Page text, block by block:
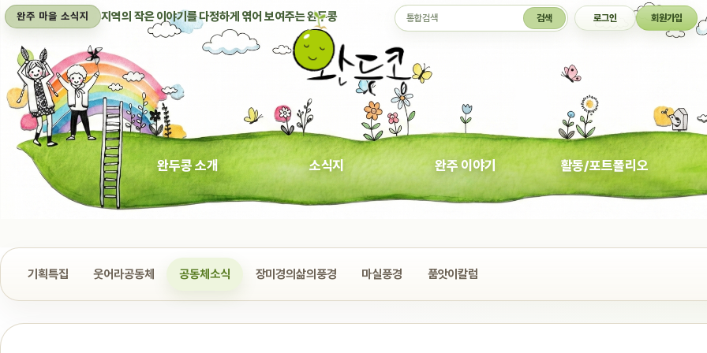
완주 마을 소식지 지역의 작은 이야기를 다정하게 엮어 보여주는 완두콩 통합검색 검색 로그인 회원가입
완두콩 소개 소식지 완주 이야기 활동/포트폴리오
기획특집 웃어라공동체 공동체소식 장미경의삶의풍경 마실풍경 품앗이칼럼